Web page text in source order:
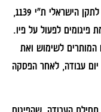
לפעול על פיו.
המותרים לשימוש ואת
עבודה, לאחר הפסקה